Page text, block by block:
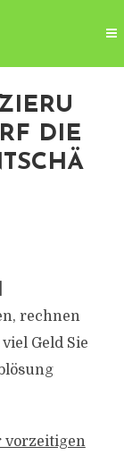
DIE
rechnen
Geld Sie
vorzeitigen